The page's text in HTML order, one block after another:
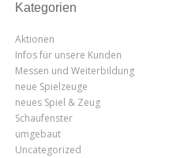
Kategorien
Aktionen
Infos für unsere Kunden
Messen und Weiterbildung
neue Spielzeuge
neues Spiel & Zeug
Schaufenster
umgebaut
Uncategorized